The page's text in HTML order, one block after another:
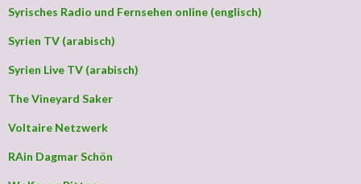
Syrisches Radio und Fernsehen online (englisch)
Syrien TV (arabisch)
Syrien Live TV (arabisch)
The Vineyard Saker
Voltaire Netzwerk
RAin Dagmar Schön